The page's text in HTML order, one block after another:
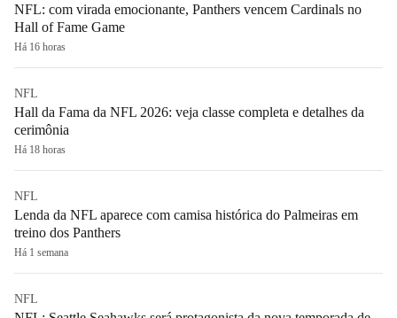
NFL: com virada emocionante, Panthers vencem Cardinals no
Hall of Fame Game
Há 16 horas
NFL
Hall da Fama da NFL 2026: veja classe completa e detalhes da
cerimônia
Há 18 horas
NFL
Lenda da NFL aparece com camisa histórica do Palmeiras em
treino dos Panthers
Há 1 semana
NFL